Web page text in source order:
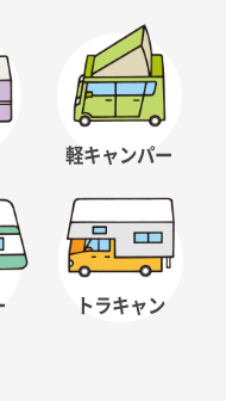
軽キャンパー
トラキャン